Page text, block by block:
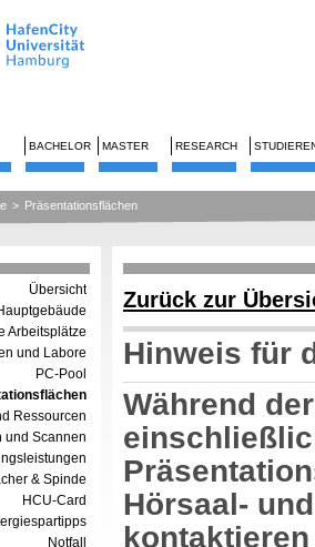
BACHELOR MASTER RESEARCH
> Präsentationsflächen
Übersicht
Arbeitsplätze
und Labore
PC-Pool
Ressourcen
und Scannen
& Spinde
HCU-Card
Notfall
Zurück zur
Hinweis für
Während
Hörsaal-